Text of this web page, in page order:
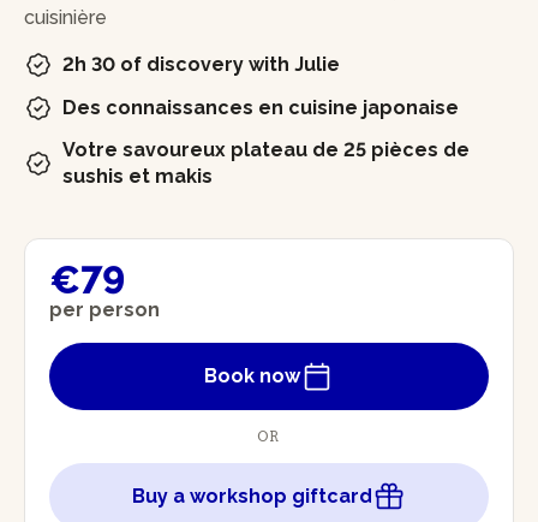
cuisinière
2h 30 of discovery with Julie
Des connaissances en cuisine japonaise
Votre savoureux plateau de 25 pièces de
sushis et makis
€79
per person
Book now
OR
Buy a workshop giftcard